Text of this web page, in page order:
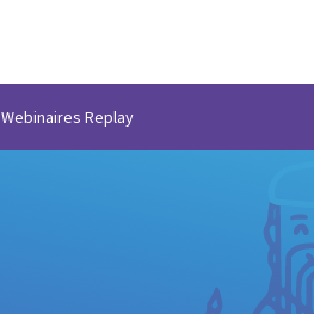
Webinaires Replay